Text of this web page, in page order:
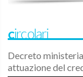
Circolari
Decreto
attuazione del